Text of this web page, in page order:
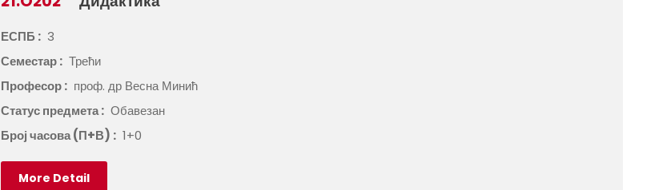
ЕСПБ : 3
Семестар : Трећи
Професор : проф. др Весна Минић
Статус предмета : Обавезан
Број часова (П+В) : 1+0
More Detail